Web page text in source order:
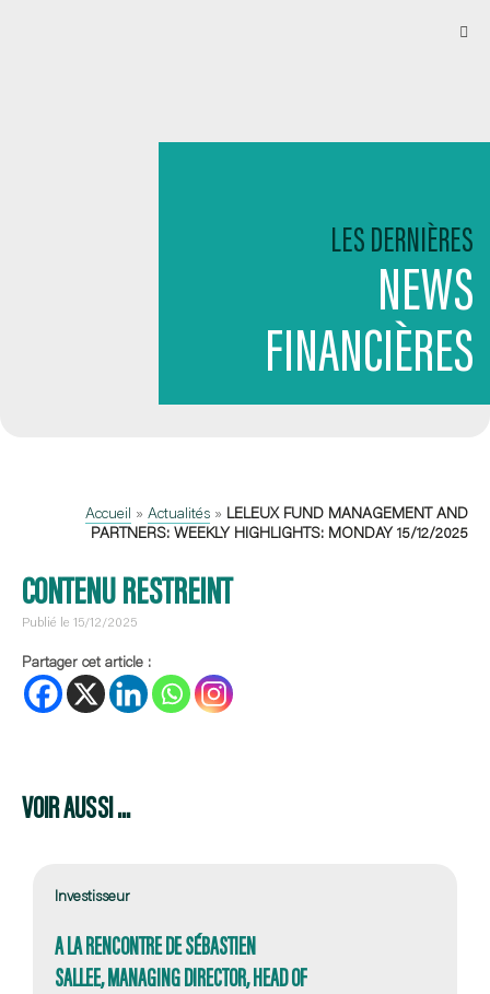
LES DERNIÈRES
NEWS
FINANCIÈRES
Accueil » Actualités » LELEUX FUND MANAGEMENT AND
PARTNERS: WEEKLY HIGHLIGHTS: MONDAY 15/12/2025
CONTENU RESTREINT
Publié le 15/12/2025
Partager cet article :
VOIR AUSSI ...
Investisseur
A LA RENCONTRE DE SÉBASTIEN
SALLEE, MANAGING DIRECTOR, HEAD OF